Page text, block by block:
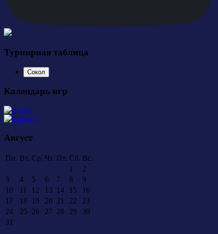
Турнирная таблица
Сокол
Календарь игр
Август
Пн. Вт. Ср. Чт. Пт. Сб. Вс.
1
2
3
4 5 6 7 8
9
10
11 12 13 14 15
16
17
18 19 20 21 22
23
24
25 26 27 28 29
30
31